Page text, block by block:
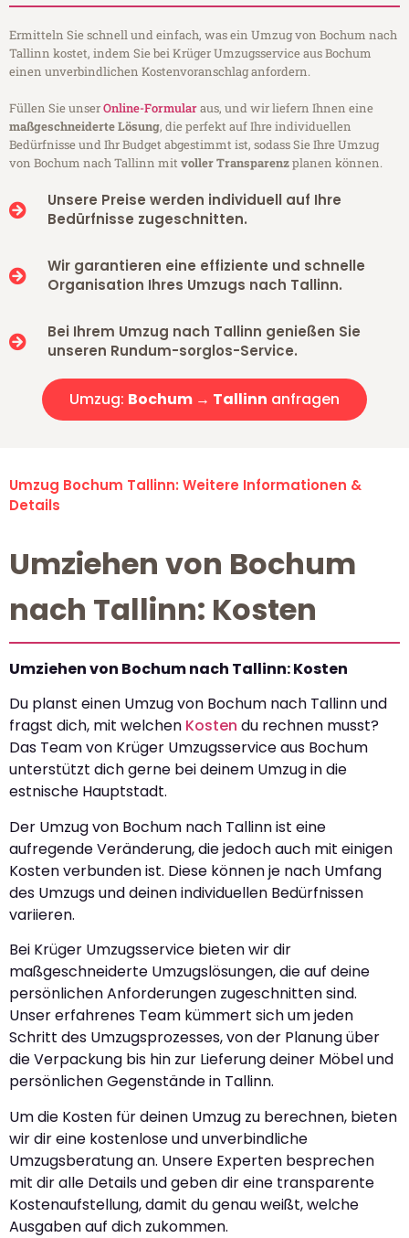
Ermitteln Sie schnell und einfach, was ein Umzug von Bochum nach
Tallinn kostet, indem Sie bei Krüger Umzugsservice aus Bochum
einen unverbindlichen Kostenvoranschlag anfordern.
Füllen Sie unserOnline-Formularaus, und wir liefern Ihnen eine
maßgeschneiderte Lösung, die perfekt auf Ihre individuellen
Bedürfnisse und Ihr Budget abgestimmt ist, sodass Sie Ihre Umzug
von Bochum nach Tallinn mitvoller Transparenzplanen können.
Unsere Preise werden individuell auf Ihre
Bedürfnisse zugeschnitten.
Wir garantieren eine effiziente und schnelle
Organisation Ihres Umzugs nach Tallinn.
Bei Ihrem Umzug nach Tallinn genießen Sie
unseren Rundum-sorglos-Service.
Umzug: Bochum → Tallinn anfragen
Umzug Bochum Tallinn: Weitere Informationen &
Details
Umziehen von Bochum
nach Tallinn: Kosten
Umziehen von Bochum nach Tallinn: Kosten
Du planst einen Umzug von Bochum nach Tallinn und
fragst dich, mit welchen Kosten du rechnen musst?
Das Team von Krüger Umzugsservice aus Bochum
unterstützt dich gerne bei deinem Umzug in die
estnische Hauptstadt.
Der Umzug von Bochum nach Tallinn ist eine
aufregende Veränderung, die jedoch auch mit einigen
Kosten verbunden ist. Diese können je nach Umfang
des Umzugs und deinen individuellen Bedürfnissen
variieren.
Bei Krüger Umzugsservice bieten wir dir
maßgeschneiderte Umzugslösungen, die auf deine
persönlichen Anforderungen zugeschnitten sind.
Unser erfahrenes Team kümmert sich um jeden
Schritt des Umzugsprozesses, von der Planung über
die Verpackung bis hin zur Lieferung deiner Möbel und
persönlichen Gegenstände in Tallinn.
Um die Kosten für deinen Umzug zu berechnen, bieten
wir dir eine kostenlose und unverbindliche
Umzugsberatung an. Unsere Experten besprechen
mit dir alle Details und geben dir eine transparente
Kostenaufstellung, damit du genau weißt, welche
Ausgaben auf dich zukommen.